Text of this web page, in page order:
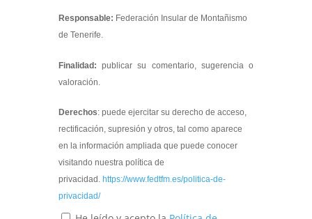
Responsable: Federación Insular de Montañismo
de Tenerife.
Finalidad: publicar su comentario, sugerencia o
valoración.
Derechos: puede ejercitar su derecho de acceso,
rectificación, supresión y otros, tal como aparece
en la información ampliada que puede conocer
visitando nuestra política de
privacidad. https://www.fedtfm.es/politica-de-
privacidad/